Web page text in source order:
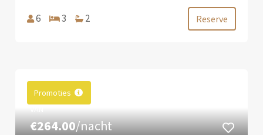
6 3 2 Reserve
Promoties
€264.00/nacht